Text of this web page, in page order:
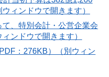
ィンドウで開きます）
、特別会計・公営企業会
ンドウで開きます）
：276KB）（別ウィン